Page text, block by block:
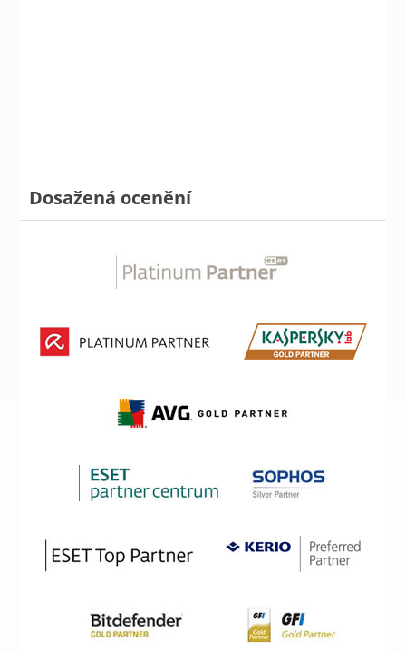
Dosažená ocenění